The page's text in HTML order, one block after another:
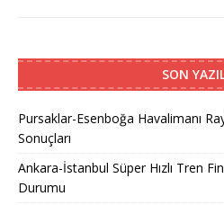
SON
Pursaklar-Esenboğa Havalimanı
Sonuçları
Ankara-İstanbul Süper Hızlı Tren
Durumu